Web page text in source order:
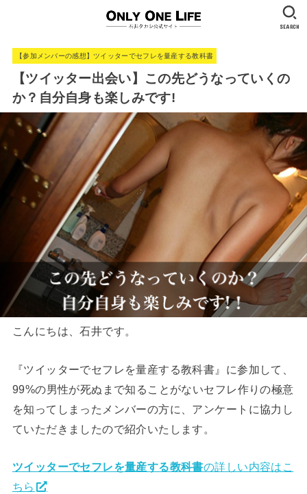
SEARCH
【参加メンバーの感想】ツイッターでセフレを量産する教科書
【ツイッター出会い】この先どうなっていくの
か？自分自身も楽しみです!
こんにちは、石井です。
『ツイッターでセフレを量産する教科書』に参加して、
99%の男性が死ぬまで知ることがないセフレ作りの極意
を知ってしまったメンバーの方に、アンケートに協力し
ていただきましたので紹介いたします。
ツイッターでセフレを量産する教科書の詳しい内容はこ
ちら